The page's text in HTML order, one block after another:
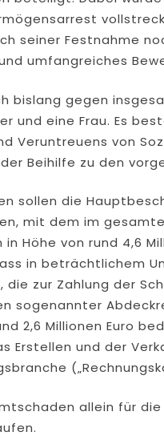
seiner Festnahme
umfangreiches
bislang gegen
und eine Frau. Es
Veruntreuens von
Beihilfe zu den
sollen die
mit dem im
Höhe von rund 4,6
in beträchtlichem
die zur Zahlung der
sogenannter
2,6 Millionen Euro
Erstellen und der
allein für